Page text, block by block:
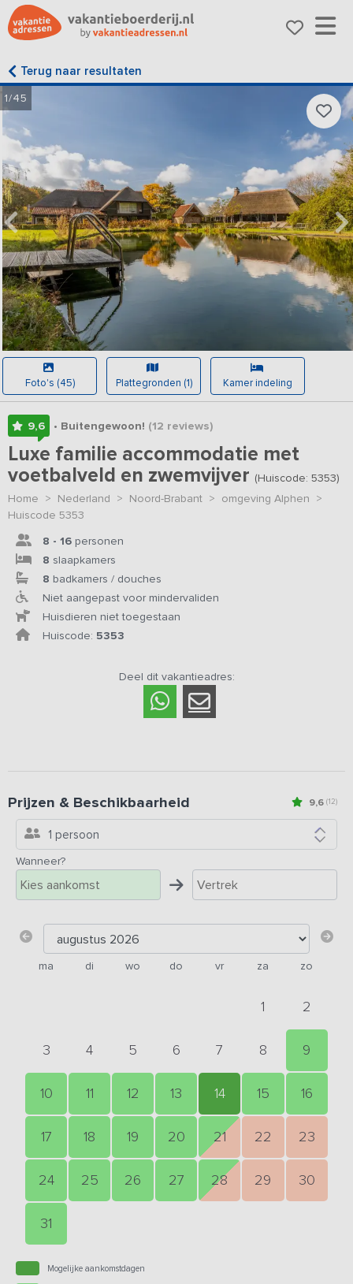
Terug naar resultaten
1/45
Foto's (45) Plattegronden (1) Kamer indeling
9,6 • Buitengewoon! (12 reviews)
Luxe familie accommodatie met
voetbalveld en zwemvijver (Huiscode: 5353)
Home > Nederland > Noord-Brabant > omgeving Alphen >
Huiscode 5353
8 - 16 personen
8 slaapkamers
8 badkamers / douches
Niet aangepast voor mindervaliden
Huisdieren niet toegestaan
Huiscode: 5353
Deel dit vakantieadres:
9,6 (12)
Prijzen & Beschikbaarheid
1 persoon
Wanneer?
ma di wo do vr za zo
1 2
3 4 5 6 7 8 9
10 11 12 13 14 15 16
17 18 19 20 21 22 23
24 25 26 27 28 29 30
31
Mogelijke aankomstdagen